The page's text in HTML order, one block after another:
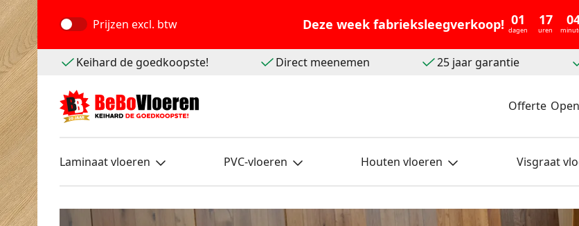
Prijzen excl. btw Deze week fabrieksleegverkoop! 01
dagen
17
uren
Keihard de goedkoopste! Direct meenemen 25 jaar garantie
Offerte
Laminaat vloeren PVC-vloeren Houten vloeren Visgraat